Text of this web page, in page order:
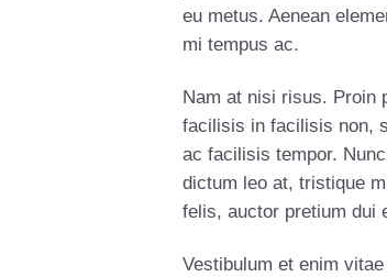
eu metus. Aenean
mi tempus ac.
Nam at nisi risus. Proin
facilisis in facilisis non,
ac facilisis tempor.
dictum leo at, tristique
felis, auctor pretium dui
Vestibulum et enim